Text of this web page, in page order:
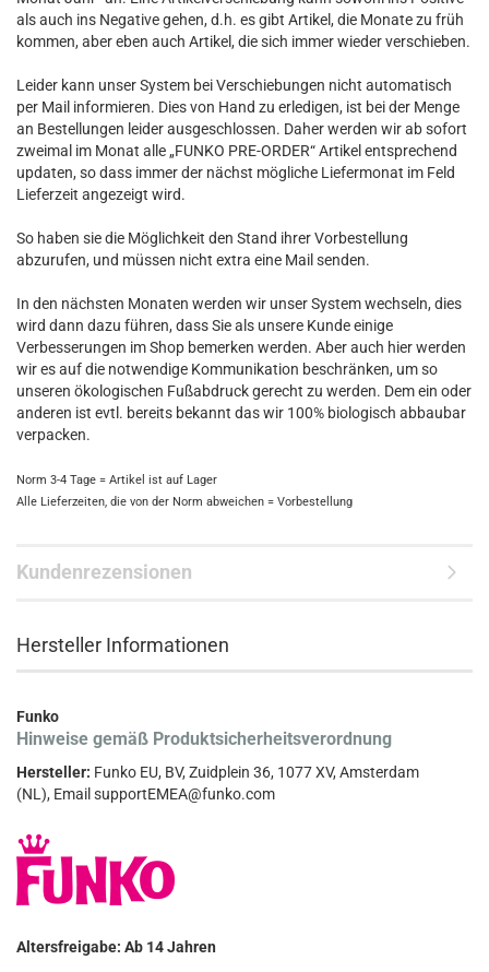
als auch ins Negative gehen, d.h. es gibt Artikel, die Monate zu früh
kommen, aber eben auch Artikel, die sich immer wieder verschieben.
Leider kann unser System bei Verschiebungen nicht automatisch
per Mail informieren. Dies von Hand zu erledigen, ist bei der Menge
an Bestellungen leider ausgeschlossen. Daher werden wir ab sofort
zweimal im Monat alle „FUNKO PRE-ORDER“ Artikel entsprechend
updaten, so dass immer der nächst mögliche Liefermonat im Feld
Lieferzeit angezeigt wird.
So haben sie die Möglichkeit den Stand ihrer Vorbestellung
abzurufen, und müssen nicht extra eine Mail senden.
In den nächsten Monaten werden wir unser System wechseln, dies
wird dann dazu führen, dass Sie als unsere Kunde einige
Verbesserungen im Shop bemerken werden. Aber auch hier werden
wir es auf die notwendige Kommunikation beschränken, um so
unseren ökologischen Fußabdruck gerecht zu werden. Dem ein oder
anderen ist evtl. bereits bekannt das wir 100% biologisch abbaubar
verpacken.
Norm 3-4 Tage = Artikel ist auf Lager
Alle Lieferzeiten, die von der Norm abweichen = Vorbestellung
Kundenrezensionen
Hersteller Informationen
Funko
Hinweise gemäß Produktsicherheitsverordnung
Hersteller: Funko EU, BV, Zuidplein 36, 1077 XV, Amsterdam
(NL), Email supportEMEA@funko.com
Altersfreigabe: Ab 14 Jahren